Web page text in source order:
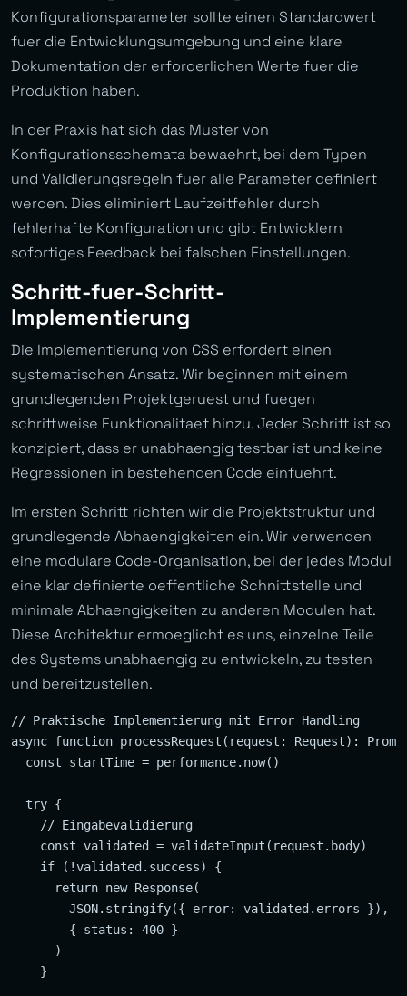
Konfigurationsparameter sollte einen Standardwert
fuer die Entwicklungsumgebung und eine klare
Dokumentation der erforderlichen Werte fuer die
Produktion haben.
In der Praxis hat sich das Muster von
Konfigurationsschemata bewaehrt, bei dem Typen
und Validierungsregeln fuer alle Parameter definiert
werden. Dies eliminiert Laufzeitfehler durch
fehlerhafte Konfiguration und gibt Entwicklern
sofortiges Feedback bei falschen Einstellungen.
Schritt-fuer-Schritt-
Implementierung
Die Implementierung von CSS erfordert einen
systematischen Ansatz. Wir beginnen mit einem
grundlegenden Projektgeruest und fuegen
schrittweise Funktionalitaet hinzu. Jeder Schritt ist so
konzipiert, dass er unabhaengig testbar ist und keine
Regressionen in bestehenden Code einfuehrt.
Im ersten Schritt richten wir die Projektstruktur und
grundlegende Abhaengigkeiten ein. Wir verwenden
eine modulare Code-Organisation, bei der jedes Modul
eine klar definierte oeffentliche Schnittstelle und
minimale Abhaengigkeiten zu anderen Modulen hat.
Diese Architektur ermoeglicht es uns, einzelne Teile
des Systems unabhaengig zu entwickeln, zu testen
und bereitzustellen.
// Praktische Implementierung mit Error Handling
async function processRequest(request: Request):
  const startTime = performance.now()
  try {
    // Eingabevalidierung
    const validated = validateInput(request.body)
    if (!validated.success) {
      return new Response(
        JSON.stringify({ error: validated.errors }),
        { status: 400 }
      )
    }